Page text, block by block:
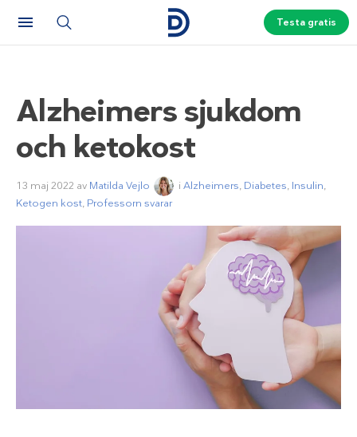
Testa gratis
Alzheimers sjukdom
och ketokost
13 maj 2022 av Matilda Vejlo i Alzheimers, Diabetes, Insulin,
Ketogen kost, Professorn svarar